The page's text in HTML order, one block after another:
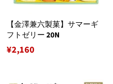
【金澤兼六製菓】サマーギ
フトゼリー 20N
通
¥2,160